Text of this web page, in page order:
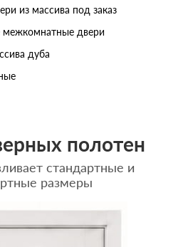
из массива под заказ
межкомнатные двери
дуба
полотен
стандартные и
размеры